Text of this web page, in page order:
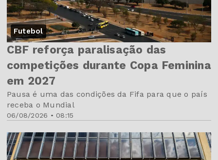
Futebol
06/08/2026 • 08:15
CBF reforça paralisação das
competições durante Copa Feminina
em 2027
Pausa é uma das condições da Fifa para que o país
receba o Mundial